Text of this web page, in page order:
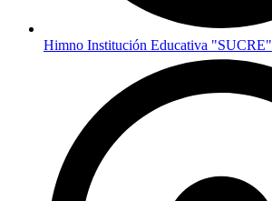
Himno Institución Educativa "SUCRE"